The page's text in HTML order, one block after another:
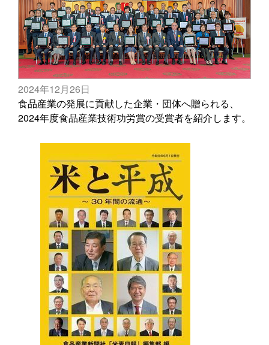
2024年12月26日
食品産業の発展に貢献した企業・団体へ贈られる、
2024年度食品産業技術功労賞の受賞者を紹介します。